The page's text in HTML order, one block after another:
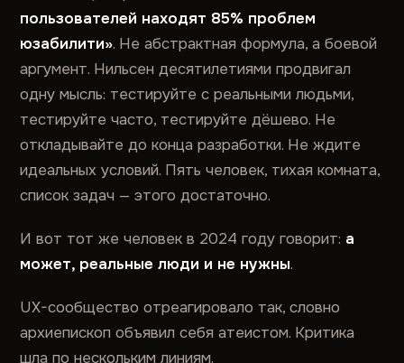
пользователей находят 85% проблем
юзабилити». Не абстрактная формула, а боевой
аргумент. Нильсен десятилетиями продвигал
одну мысль: тестируйте с реальными людьми,
тестируйте часто, тестируйте дёшево. Не
откладывайте до конца разработки. Не ждите
идеальных условий. Пять человек, тихая комната,
список задач — этого достаточно.
И вот тот же человек в 2024 году говорит: а
может, реальные люди и не нужны.
UX-сообщество отреагировало так, словно
архиепископ объявил себя атеистом. Критика
шла по нескольким линиям.